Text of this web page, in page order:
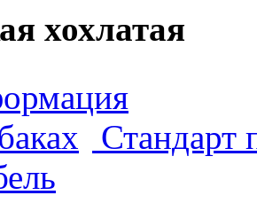
хохлатая